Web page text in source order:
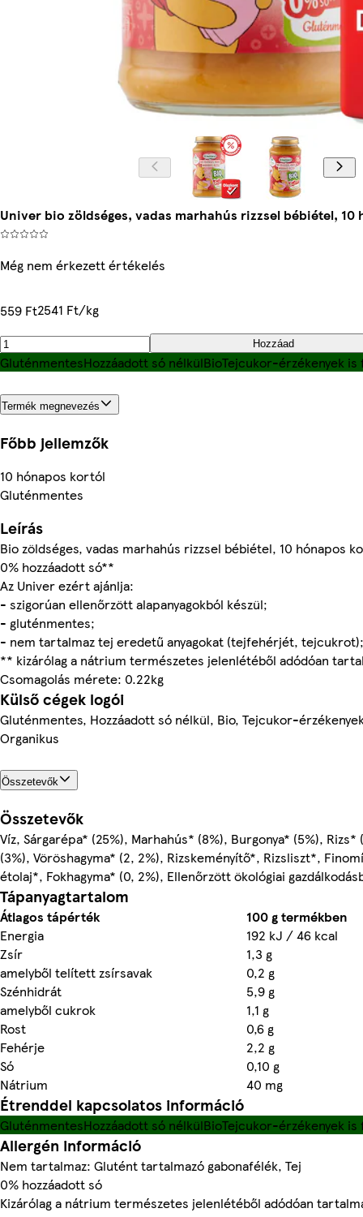
Univer bio zöldséges, vadas marhahús rizzsel bébiétel, 10
Még nem érkezett értékelés
559 Ft2541 Ft/kg
Hozzáad
GluténmentesHozzáadott só nélkülBioTejcukor-érzékenyek is
Termék megnevezés
Főbb jellemzők
10 hónapos kortól
Gluténmentes
Leírás
Bio zöldséges, vadas marhahús rizzsel bébiétel, 10 hónapos
0% hozzáadott só**
Az Univer ezért ajánlja:
- szigorúan ellenőrzött alapanyagokból készül;
- gluténmentes;
- nem tartalmaz tej eredetű anyagokat (tejfehérjét, tejcukrot);
** kizárólag a nátrium természetes jelenlétéből adódóan
Csomagolás mérete: 0.22kg
Külső cégek logói
Gluténmentes, Hozzáadott só nélkül, Bio, Tejcukor-
Organikus
Összetevők
Összetevők
Víz, Sárgarépa* (25%), Marhahús* (8%), Burgonya* (5%),
(3%), Vöröshagyma* (2, 2%), Rizskeményítő*, Rizsliszt*,
étolaj*, Fokhagyma* (0, 2%), Ellenőrzött ökológiai
Tápanyagtartalom
Átlagos tápérték
100 g termékben
Energia
192 kJ / 46 kcal
Zsír
1,3 g
amelyből telített zsírsavak
0,2 g
Szénhidrát
5,9 g
amelyből cukrok
1,1 g
Rost
0,6 g
Fehérje
2,2 g
Só
0,10 g
Nátrium
40 mg
Étrenddel kapcsolatos információ
GluténmentesHozzáadott só nélkülBioTejcukor-érzékenyek is
Allergén információ
Nem tartalmaz: Glutént tartalmazó gabonafélék, Tej
0% hozzáadott só
Kizárólag a nátrium természetes jelenlétéből adódóan